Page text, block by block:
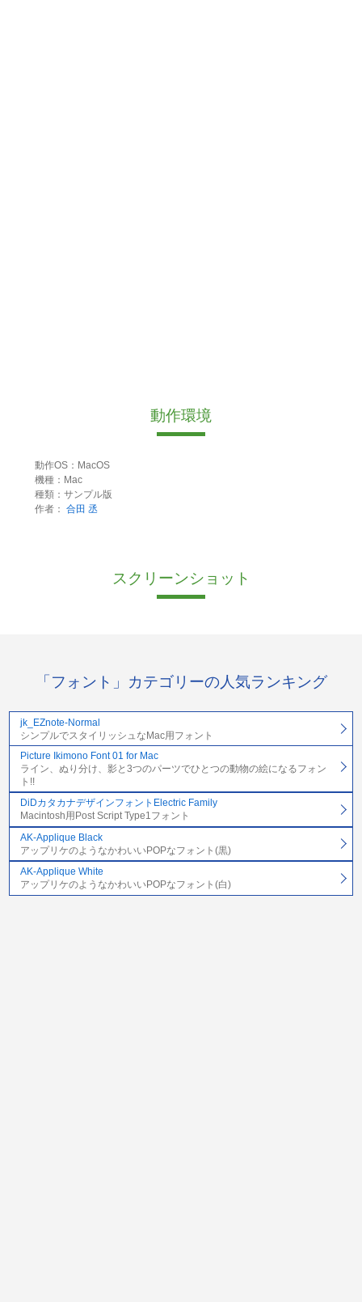
動作環境
動作OS：MacOS
機種：Mac
種類：サンプル版
作者： 合田 丞
スクリーンショット
「フォント」カテゴリーの人気ランキング
jk_EZnote-Normal
シンプルでスタイリッシュなMac用フォント
Picture Ikimono Font 01 for Mac
ライン、ぬり分け、影と3つのパーツでひとつの動物の絵になるフォン
ト!!
DiDカタカナデザインフォントElectric Family
Macintosh用Post Script Type1フォント
AK-Applique Black
アップリケのようなかわいいPOPなフォント(黒)
AK-Applique White
アップリケのようなかわいいPOPなフォント(白)